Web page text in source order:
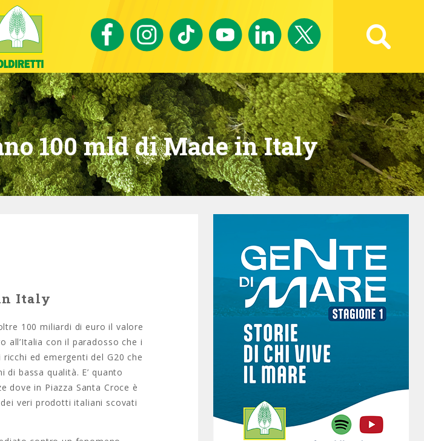
Ricerca avanzata
100 mld di Made in Italy
Italy
100 miliardi di euro il valore
all’Italia con il paradosso che i
ed emergenti del G20 che
bassa qualità. E’ quanto
dove in Piazza Santa Croce è
veri prodotti italiani scovati